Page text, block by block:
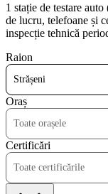
1 stație de testare
de lucru, telefoane și
inspecție tehnică
Raion
Strășeni
Oraș
Toate orașele
Certificări
Toate certificările